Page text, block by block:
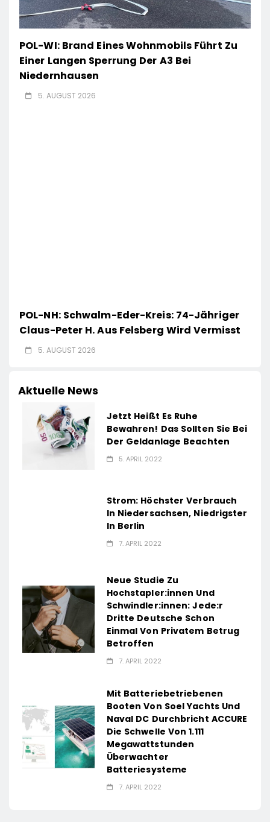
POL-WI: Brand Eines Wohnmobils Führt Zu
Einer Langen Sperrung Der A3 Bei
Niedernhausen
5. AUGUST 2026
POL-NH: Schwalm-Eder-Kreis: 74-Jähriger
Claus-Peter H. Aus Felsberg Wird Vermisst
5. AUGUST 2026
Aktuelle News
Jetzt Heißt Es Ruhe
Bewahren! Das Sollten Sie Bei
Der Geldanlage Beachten
5. APRIL 2022
Strom: Höchster Verbrauch
In Niedersachsen, Niedrigster
In Berlin
7. APRIL 2022
Neue Studie Zu
Hochstapler:innen Und
Schwindler:innen: Jede:r
Dritte Deutsche Schon
Einmal Von Privatem Betrug
Betroffen
7. APRIL 2022
Mit Batteriebetriebenen
Booten Von Soel Yachts Und
Naval DC Durchbricht ACCURE
Die Schwelle Von 1.111
Megawattstunden
Überwachter
Batteriesysteme
7. APRIL 2022